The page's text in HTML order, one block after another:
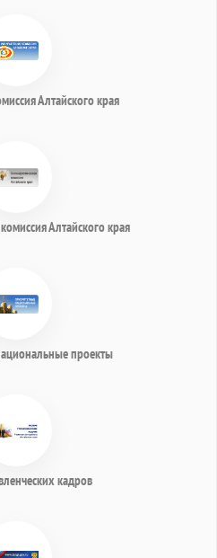
Алтайского края
Алтайского края
проекты
кадров